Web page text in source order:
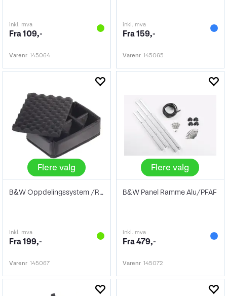
inkl. mva
Fra 109,-
Varenr 145064
inkl. mva
Fra 159,-
Varenr 145065
Flere valg
B&W Oppdelingssystem /RPD
inkl. mva
Fra 199,-
Varenr 145067
Flere valg
B&W Panel Ramme Alu/PFAF
inkl. mva
Fra 479,-
Varenr 145072